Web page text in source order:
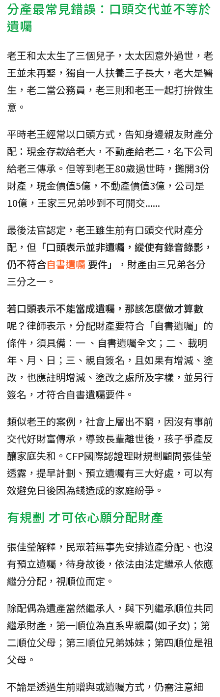
分產最常見錯誤：口頭交代並不等於
遺囑
老王和太太生了三個兒子，太太因意外過世，老
王並未再娶，獨自一人扶養三子長大，老大是醫
生，老二當公務員，老三則和老王一起打拚做生
意。
平時老王經常以口頭方式，告知身邊親友財產分
配：現金存款給老大，不動產給老二，名下公司
給老三傳承。但等到老王80歲過世時，攤開3份
財產，現金價值5億，不動產價值3億，公司是
10億，王家三兄弟吵到不可開交......
最後法官認定，老王雖生前有口頭交代財產分
配，但 「口頭表示並非遺囑，縱使有錄音錄影，
仍不符合自書遺囑 要件」
，財產由三兄弟各分
三分之一。
若口頭表示不能當成遺囑，那該怎麼做才算數
呢？律師表示，分配財產要符合「自書遺囑」的
條件，須具備：一 、自書遺囑全文；二、 載明
年、月、日；三、親自簽名，且如果有增減、塗
改，也應註明增減、塗改之處所及字樣，並另行
簽名，才符合自書遺囑要件。
類似老王的案例，社會上層出不窮，因沒有事前
交代好財富傳承，導致長輩離世後，孩子爭產反
釀家庭失和。CFP國際認證理財規劃顧問張佳瑩
透露，提早計劃、預立遺囑有三大好處，可以有
效避免日後因為錢造成的家庭紛爭。
有規劃 才可依心願分配財產
張佳瑩解釋，民眾若無事先安排遺產分配、也沒
有預立遺囑，待身故後，依法由法定繼承人依應
繼分分配，視順位而定。
除配偶為遺產當然繼承人，與下列繼承順位共同
繼承財產，第一順位為直系卑親屬(如子女)；第
二順位父母；第三順位兄弟姊妹；第四順位是祖
父母。
不論是透過生前贈與或遺囑方式，仍需注意細